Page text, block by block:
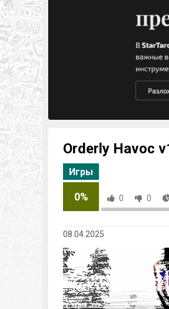
Orderly Havoc
Игры
0% 0 0
08.04.2025